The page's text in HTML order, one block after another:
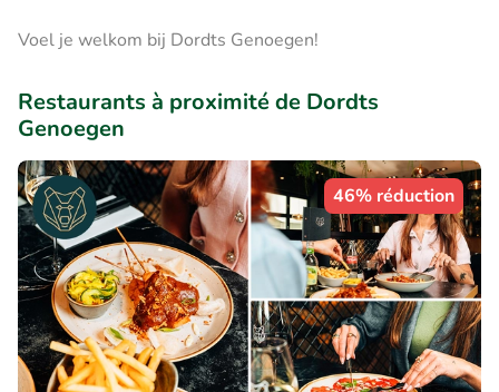
Voel je welkom bij Dordts Genoegen!
Restaurants à proximité de Dordts
Genoegen
46% réduction